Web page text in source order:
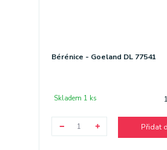
Bérénice - Goeland DL 77541
Skladem 1 ks
Přidat